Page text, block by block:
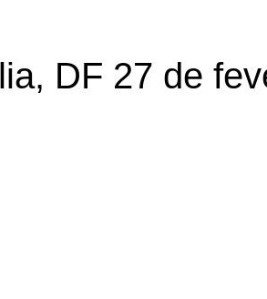
DF 27 de